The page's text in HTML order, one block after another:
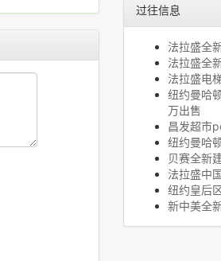
过往信息
法拉盛全
法拉盛全
法拉盛电
纽约曼哈
万出售
昌发超市
纽约曼哈
贝赛全新
法拉盛中
纽约皇后
新中美全